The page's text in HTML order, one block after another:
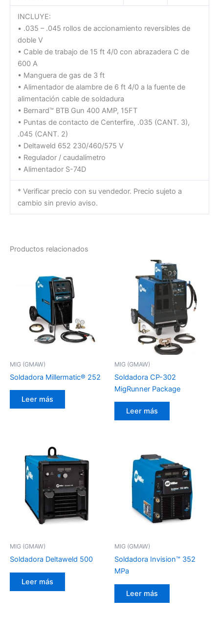
INCLUYE:
• .035 – .045 rollos de accionamiento reversibles de
doble V
• Cable de trabajo de 15 ft 4/0 con abrazadera C de
600 A
• Manguera de gas de 3 ft
• Alimentador de alambre de 6 ft 4/0 a la fuente de
alimentación cable de soldadura
• Bernard™ BTB Gun 400 AMP, 15FT
• Puntas de contacto de Centerfire, .035 (CANT. 3),
.045 (CANT. 2)
• Deltaweld 652 230/460/575 V
• Regulador / caudalímetro
• Alimentador S-74D
* Verificar precio con su vendedor. Precio sujeto a
cambio sin previo aviso.
Productos relacionados
MIG (GMAW)
Soldadora Millermatic® 252
Leer más
MIG (GMAW)
Soldadora CP-302
MigRunner Package
Leer más
MIG (GMAW)
Soldadora Deltaweld 500
Leer más
MIG (GMAW)
Soldadora Invision™ 352
MPa
Leer más